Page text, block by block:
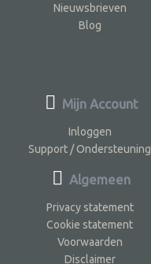
Nieuwsbrieven
Blog
Mijn Account
Inloggen
Support / Ondersteuning
Algemeen
Privacy statement
Cookie statement
Voorwaarden
Disclaimer